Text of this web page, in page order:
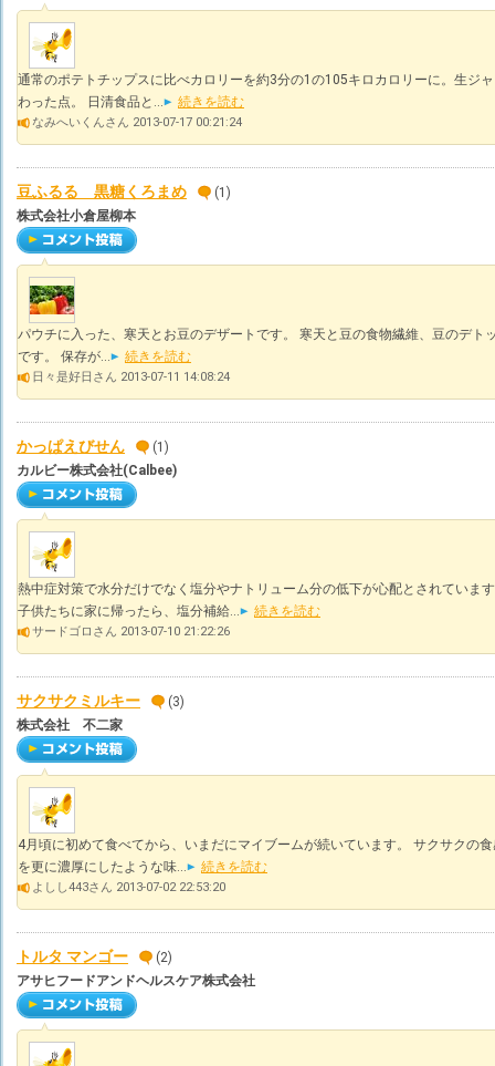
通常のポテトチップスに比べカロリーを約3分の1の105キロカロリーに。生ジ
わった点。 日清食品と...
続きを読む
なみへいくんさん 2013-07-17 00:21:24
豆ふるる 黒糖くろまめ
(1)
株式会社小倉屋柳本
パウチに入った、寒天とお豆のデザートです。 寒天と豆の食物繊維、豆のデ
です。 保存が...
続きを読む
日々是好日さん 2013-07-11 14:08:24
かっぱえびせん
(1)
カルビー株式会社(Calbee)
熱中症対策で水分だけでなく塩分やナトリューム分の低下が心配とされていま
子供たちに家に帰ったら、塩分補給...
続きを読む
サードゴロさん 2013-07-10 21:22:26
サクサクミルキー
(3)
株式会社 不二家
4月頃に初めて食べてから、いまだにマイブームが続いています。 サクサクの
を更に濃厚にしたような味...
続きを読む
よしし443さん 2013-07-02 22:53:20
トルタ マンゴー
(2)
アサヒフードアンドヘルスケア株式会社